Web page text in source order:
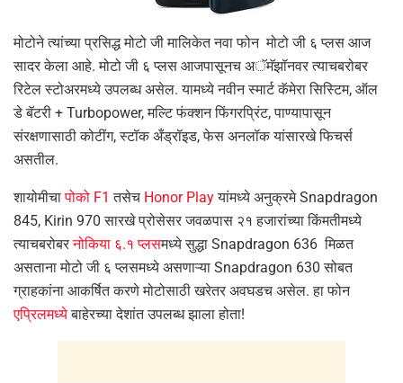
मोटोने त्यांच्या प्रसिद्ध मोटो जी मालिकेत नवा फोन मोटो जी ६ प्लस आज
सादर केला आहे. मोटो जी ६ प्लस आजपासूनच अॅमॅझॉनवर त्याचबरोबर
रिटेल स्टोअरमध्ये उपलब्ध असेल. यामध्ये नवीन स्मार्ट कॅमेरा सिस्टिम, ऑल
डे बॅटरी + Turbopower, मल्टि फंक्शन फिंगरप्रिंट, पाण्यापासून
संरक्षणासाठी कोटींग, स्टॉक अँड्रॉइड, फेस अनलॉक यांसारखे फिचर्स
असतील.
शायोमीचापोको F1 तसेच Honor Playयांमध्ये अनुक्रमे Snapdragon
845, Kirin 970 सारखे प्रोसेसर जवळपास २१ हजारांच्या किंमतीमध्ये
त्याचबरोबरनोकिया ६.१ प्लसमध्ये सुद्धा Snapdragon 636 मिळत
असताना मोटो जी ६ प्लसमध्ये असणाऱ्या Snapdragon 630 सोबत
ग्राहकांना आकर्षित करणे मोटोसाठी खरेतर अवघडच असेल. हा फोन
एप्रिलमध्येबाहेरच्या देशांत उपलब्ध झाला होता!